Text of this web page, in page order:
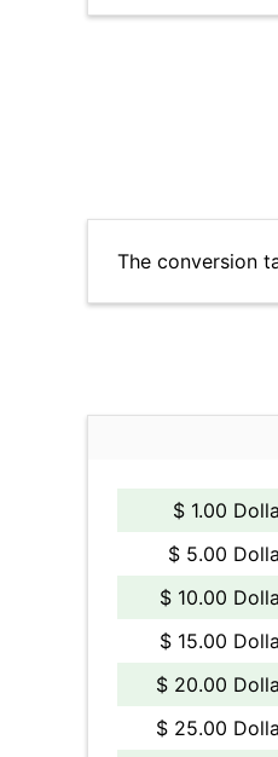
The conversion
$ 1.00
$ 5.00
$ 10.00
$ 15.00
$ 20.00
$ 25.00